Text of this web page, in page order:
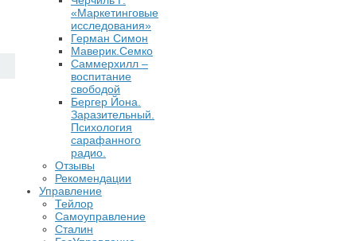
«Маркетинговые
исследования»
Герман Симон
Маверик.Семко
Саммерхилл –
воспитание
свободой
Бергер Йона.
Заразительный.
Психология
сарафанного
радио.
Отзывы
Рекомендации
Управление
Тейлор
Самоуправление
Сталин